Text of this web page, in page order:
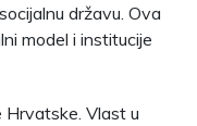
državu. Ova
model i institucije
Hrvatske. Vlast u